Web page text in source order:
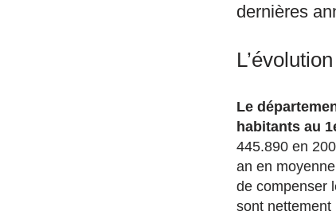
dernières
Le
habitants au
445.890 en
an en
de compenser
sont nettement